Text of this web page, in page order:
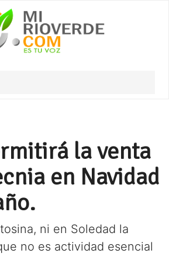
la venta
en Navidad
ni en Soledad la
no es actividad esencial